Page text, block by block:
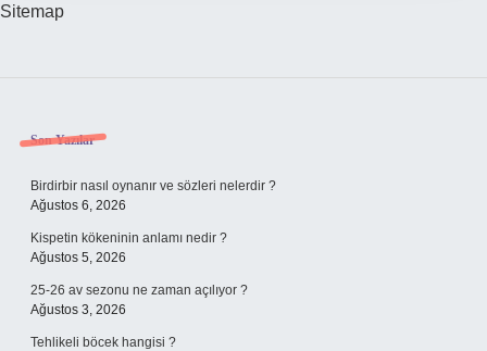
Sitemap
Sidebar
Son Yazılar
Birdirbir nasıl oynanır ve sözleri nelerdir ?
Ağustos 6, 2026
Kispetin kökeninin anlamı nedir ?
Ağustos 5, 2026
25-26 av sezonu ne zaman açılıyor ?
Ağustos 3, 2026
Tehlikeli böcek hangisi ?